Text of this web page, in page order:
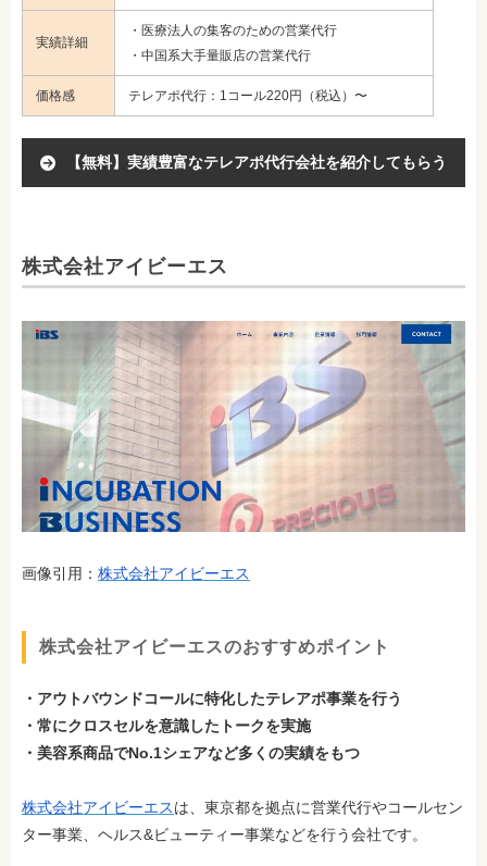
実績詳細
・医療法人の集客のための営業代行
・中国系大手量販店の営業代行
価格感 テレアポ代行：1コール220円（税込）〜
【無料】実績豊富なテレアポ代行会社を紹介してもらう
株式会社アイビーエス
画像引用： 株式会社アイビーエス
株式会社アイビーエスのおすすめポイント
・アウトバウンドコールに特化したテレアポ事業を行う
・常にクロスセルを意識したトークを実施
・美容系商品でNo.1シェアなど多くの実績をもつ
株式会社アイビーエスは、東京都を拠点に営業代行やコールセン
ター事業、ヘルス&ビューティー事業などを行う会社です。